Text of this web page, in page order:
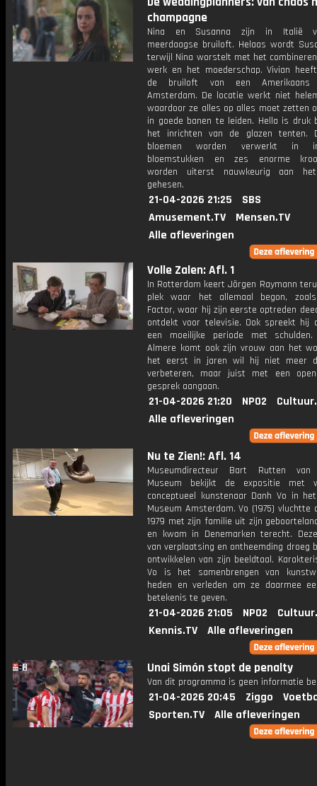
champagne
Nina en Susanna zijn in Italië
meerdaagse bruiloft. Helaas wordt
terwijl Nina worstelt met het
werk en het moederschap. Vivian
de bruiloft van een
Amsterdam. De locatie werkt niet
waardoor ze alles op alles moet zetten
in goede banen te leiden. Hella is druk
het inrichten van de glazen tenten.
bloemen worden verwerkt in
bloemstukken en zes enorme
worden uiterst nauwkeurig aan
gehesen.
21-04-2026 21:25
SBS
Amusement.TV
Mensen.TV
Alle afleveringen
Volle Zalen: Afl. 1
In Rotterdam keert Jörgen Raymann
plek waar het allemaal begon, zoals
Factor, waar hij zijn eerste optreden
ontdekt voor televisie. Ook spreekt hij
een moeilijke periode met
Almere komt ook zijn vrouw aan het
het eerst in jaren wil hij niet meer
verbeteren, maar juist met een
gesprek aangaan.
21-04-2026 21:20 NPO2
Alle afleveringen
Nu te Zien!: Afl. 14
Museumdirecteur Bart Rutten van
Museum bekijkt de expositie met
conceptueel kunstenaar Danh Vo in
Museum Amsterdam. Vo (1975) vluchtte
1979 met zijn familie uit zijn
en kwam in Denemarken terecht.
van verplaatsing en ontheemding droeg
ontwikkelen van zijn beeldtaal.
Vo is het samenbrengen van
heden en verleden om ze daarmee
betekenis te geven.
21-04-2026 21:05 NPO2
Kennis.TV
Alle afleveringen
Unai Simón stopt de penalty
Van dit programma is geen informatie
21-04-2026 20:45 Ziggo
Sporten.TV
Alle afleveringen